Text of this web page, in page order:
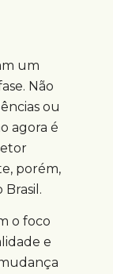
um
Não
ou
agora é
porém,
o foco
e